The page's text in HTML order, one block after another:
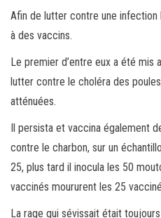
Afin de lutter contre une
à des vaccins.
Le premier d’entre eux a été mis
lutter contre le choléra des
atténuées.
Il persista et vaccina également
contre le charbon, sur un
25, plus tard il inocula les 50
vaccinés moururent les 25
La rage qui sévissait était